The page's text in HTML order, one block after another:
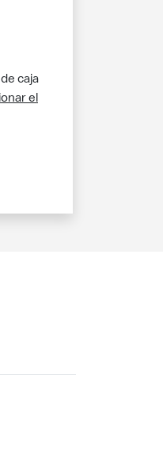
caja
el